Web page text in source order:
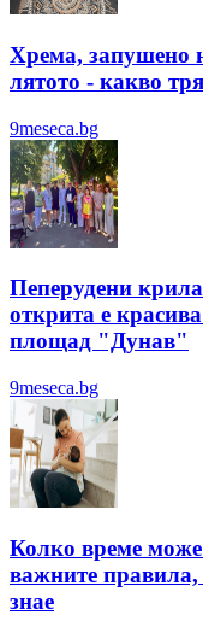
Хрема, запушено
лятотo - какво
9meseca.bg
Пеперудени
открита е
площад "Дунав"
9meseca.bg
Колко време
важните правила,
знае